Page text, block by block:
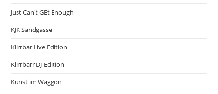
Just Can't GEt Enough
KJK Sandgasse
Klirrbar Live Edition
Klirrbarr DJ-Edition
Kunst im Waggon